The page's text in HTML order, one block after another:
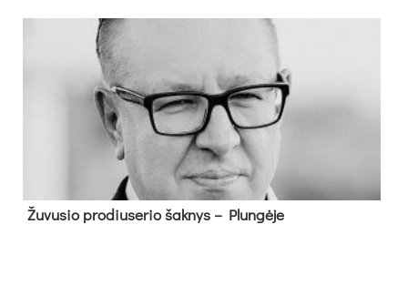
Žu­vu­sio pro­diu­se­rio šak­nys – Plun­gė­je